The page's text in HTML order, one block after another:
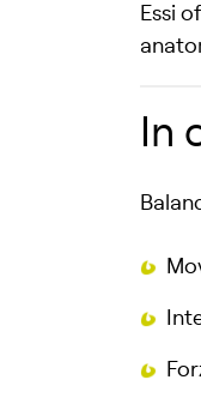
Essi
In